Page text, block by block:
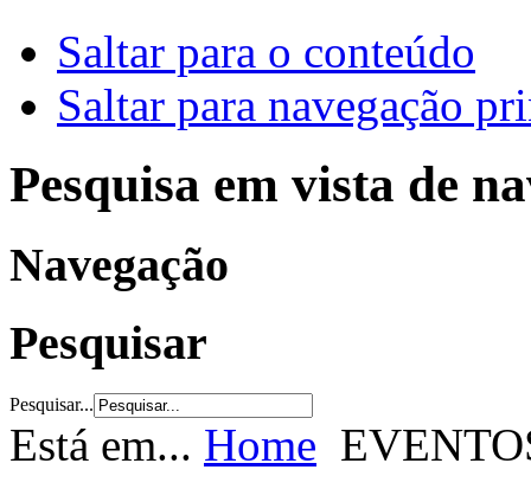
Saltar para o conteúdo
Saltar para navegação
Pesquisa em vista de
Navegação
Pesquisar
Pesquisar...
Está em... Home